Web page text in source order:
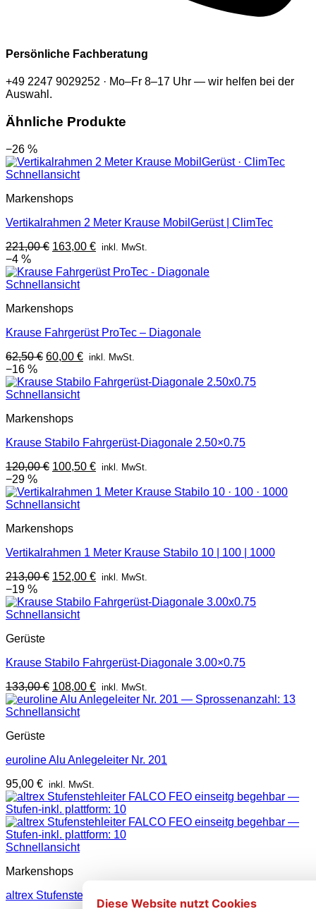
Persönliche Fachberatung
+49 2247 9029252 · Mo–Fr 8–17 Uhr — wir helfen bei der
Auswahl.
Ähnliche Produkte
−26 %
Schnellansicht
Markenshops
Vertikalrahmen 2 Meter Krause MobilGerüst | ClimTec
221,00€ Ursprünglicher
war:
221,00 €
163,00 €Aktueller
ist:
inkl. MwSt.
−4 %
Schnellansicht
Markenshops
Krause Fahrgerüst ProTec – Diagonale
62,50€ Ursprünglicher
war:
62,50 €
60,00 €Aktueller
ist:
inkl. MwSt.
−16 %
Schnellansicht
Markenshops
Krause Stabilo Fahrgerüst-Diagonale 2.50×0.75
120,00€ Ursprünglicher
war:
120,00 €
100,50 €Aktueller
ist:
inkl. MwSt.
−29 %
Schnellansicht
Markenshops
Vertikalrahmen 1 Meter Krause Stabilo 10 | 100 | 1000
213,00€ Ursprünglicher
war:
213,00 €
152,00 €Aktueller
ist:
inkl. MwSt.
−19 %
Schnellansicht
Gerüste
Krause Stabilo Fahrgerüst-Diagonale 3.00×0.75
133,00€ Ursprünglicher
Preis
war:
108,00 €Aktueller
Preis
inkl. MwSt.
Schnellansicht
Gerüste
euroline Alu Anlegeleiter Nr. 201
95,00 € inkl. MwSt.
Schnellansicht
Markenshops
altrex Stufenstehleiter FALCO FEO einseitg begehbar
Diese Website nutzt Cookies